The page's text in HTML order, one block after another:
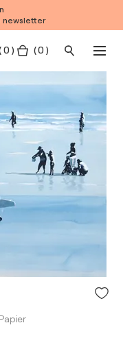
newsletter
0 ) ( 0 )